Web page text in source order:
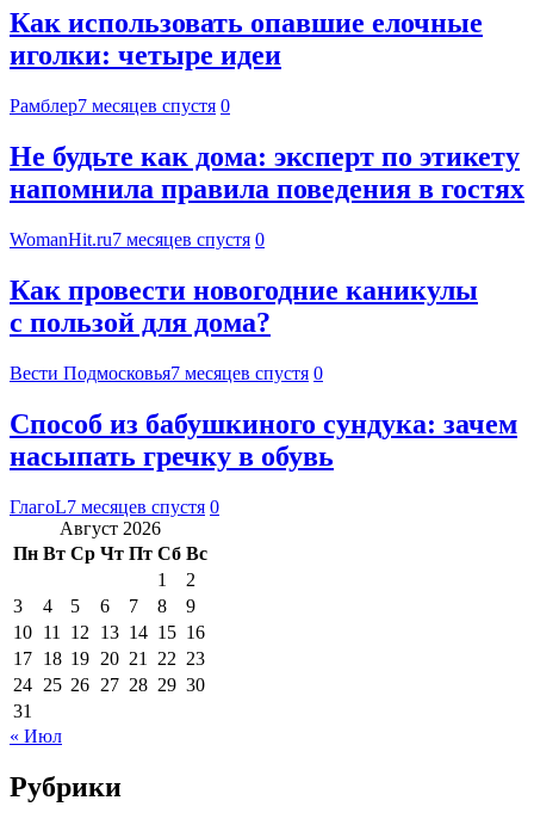
Как использовать опавшие елочные
иголки: четыре идеи
Рамблер7 месяцев спустя 0
Не будьте как дома: эксперт по этикету
напомнила правила поведения в гостях
WomanHit.ru7 месяцев спустя 0
Как провести новогодние каникулы
с пользой для дома?
Вести Подмосковья7 месяцев спустя 0
Способ из бабушкиного сундука: зачем
насыпать гречку в обувь
ГлагоL7 месяцев спустя 0
Август 2026
Пн Вт Ср Чт Пт Сб Вс
1
2
3
4 5 6 7 8
9
10 11 12 13 14 15 16
17 18 19 20 21 22 23
24 25 26 27 28 29 30
31
« Июл
Рубрики